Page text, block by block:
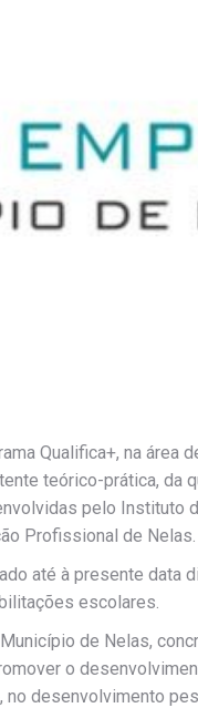
Qualifica+, na área
teórico-prática, da
pelo Instituto
Profissional de Nelas.
até à presente data
escolares.
de Nelas,
o
desenvolvimento